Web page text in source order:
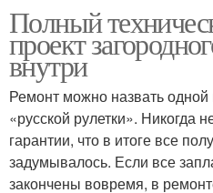
Полный
проект
внутри
Ремонт можно назвать одной
«русской рулетки». Никогда
гарантии, что в итоге все
задумывалось. Если все
закончены вовремя, в